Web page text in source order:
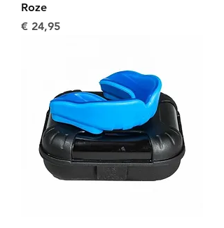
Roze
Prijs
€ 24,95